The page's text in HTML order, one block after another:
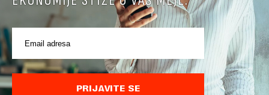
PRIJAVITE SE